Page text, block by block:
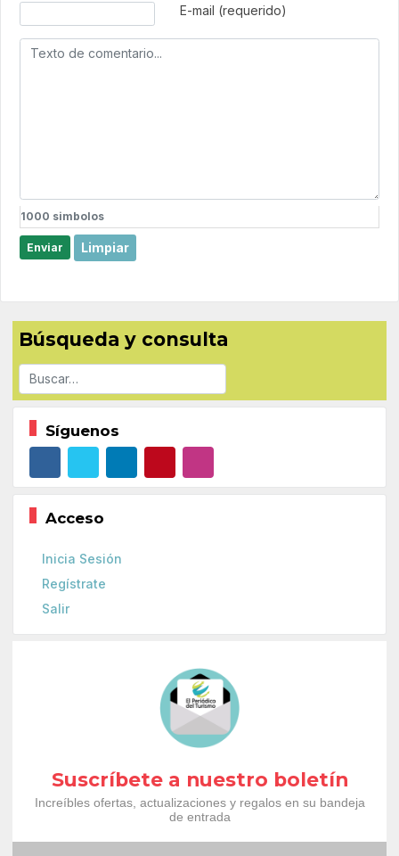
E-mail (requerido)
1000 simbolos
Enviar Limpiar
Búsqueda y consulta
Buscar
Síguenos
Acceso
Inicia Sesión
Regístrate
Salir
Suscríbete a nuestro boletín
Increíbles ofertas, actualizaciones y regalos en su bandeja
de entrada